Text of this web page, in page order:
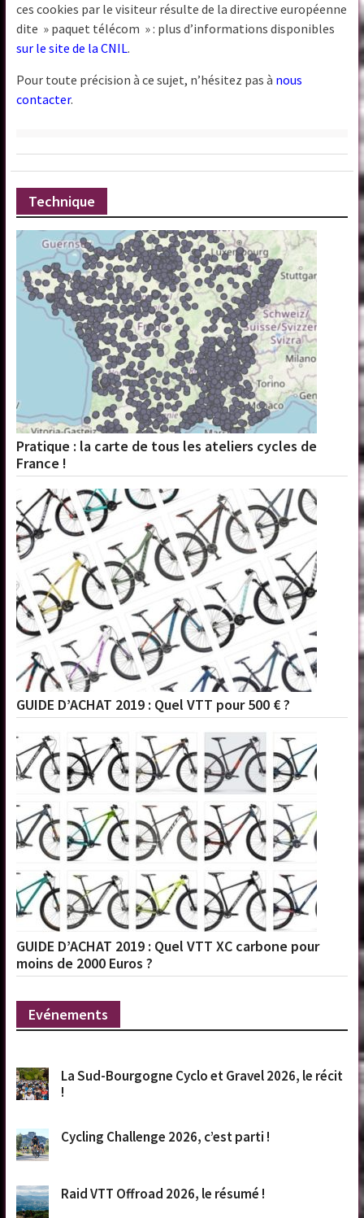
ces cookies par le visiteur résulte de la directive européenne
dite » paquet télécom » : plus d’informations disponibles
sur le site de la CNIL.
Pour toute précision à ce sujet, n’hésitez pas à nous
contacter.
Technique
Pratique : la carte de tous les ateliers cycles de
France !
GUIDE D’ACHAT 2019 : Quel VTT pour 500 € ?
GUIDE D’ACHAT 2019 : Quel VTT XC carbone pour
moins de 2000 Euros ?
Evénements
La Sud-Bourgogne Cyclo et Gravel 2026, le récit
!
Cycling Challenge 2026, c’est parti !
Raid VTT Offroad 2026, le résumé !